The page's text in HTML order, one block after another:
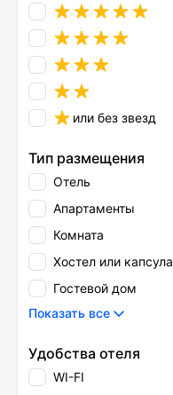
или без звезд
Тип размещения
Отель
Апартаменты
Комната
Хостел или капсула
Гостевой дом
Показать все
Удобства отеля
WI-FI